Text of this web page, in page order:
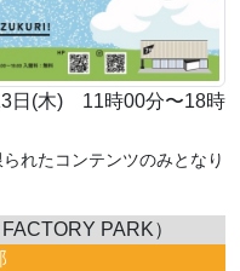
日(木) 11時00分〜18時
れたコンテンツのみとなり
PARK）